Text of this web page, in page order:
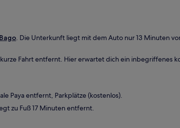
. Die Unterkunft liegt mit dem Auto nur 13 Minuten
Fahrt entfernt. Hier erwartet dich ein inbegriffenes
Paya entfernt, Parkplätze (kostenlos).
zu Fuß 17 Minuten entfernt.